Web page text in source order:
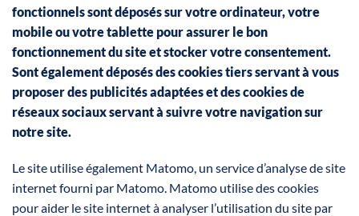
fonctionnels sont déposés sur votre ordinateur, votre
mobile ou votre tablette pour assurer le bon
fonctionnement du site et stocker votre consentement.
Sont également déposés des cookies tiers servant à vous
proposer des publicités adaptées et des cookies de
réseaux sociaux servant à suivre votre navigation sur
notre site.
Le site utilise également Matomo, un service d’analyse de site
internet fourni par Matomo. Matomo utilise des cookies
pour aider le site internet à analyser l’utilisation du site par